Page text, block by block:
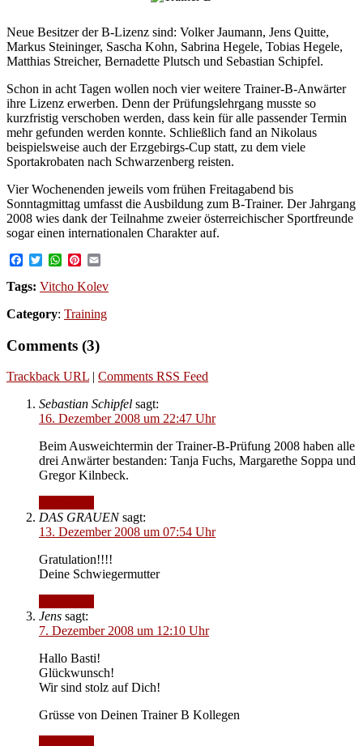
Neue Besitzer der B-Lizenz sind: Volker Jaumann, Jens Quitte,
Markus Steininger, Sascha Kohn, Sabrina Hegele, Tobias Hegele,
Matthias Streicher, Bernadette Plutsch und Sebastian Schipfel.
Schon in acht Tagen wollen noch vier weitere Trainer-B-Anwärter
ihre Lizenz erwerben. Denn der Prüfungslehrgang musste so
kurzfristig verschoben werden, dass kein für alle passender Termin
mehr gefunden werden konnte. Schließlich fand an Nikolaus
beispielsweise auch der Erzgebirgs-Cup statt, zu dem viele
Sportakrobaten nach Schwarzenberg reisten.
Vier Wochenenden jeweils vom frühen Freitagabend bis
Sonntagmittag umfasst die Ausbildung zum B-Trainer. Der Jahrgang
2008 wies dank der Teilnahme zweier österreichischer Sportfreunde
sogar einen internationalen Charakter auf.
Facebook
TwitterWhatsApp
Pinterest
Tags: Vitcho Kolev
Category: Training
Comments (3)
Trackback URL | Comments RSS Feed
Sebastian Schipfel sagt:
16. Dezember 2008 um 22:47 Uhr
Beim Ausweichtermin der Trainer-B-Prüfung 2008 haben alle
drei Anwärter bestanden: Tanja Fuchs, Margarethe Soppa und
Gregor Kilnbeck.
DAS GRAUEN sagt:
13. Dezember 2008 um 07:54 Uhr
Gratulation!!!!
Deine Schwiegermutter
Jens sagt:
7. Dezember 2008 um 12:10 Uhr
Hallo Basti!
Glückwunsch!
Wir sind stolz auf Dich!
Grüsse von Deinen Trainer B Kollegen